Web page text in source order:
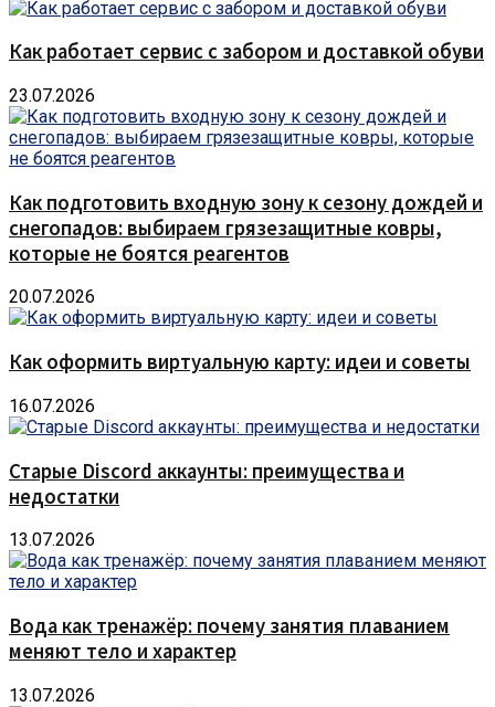
Как работает сервис с забором и доставкой обуви
23.07.2026
Как подготовить входную зону к сезону дождей и
снегопадов: выбираем грязезащитные ковры,
которые не боятся реагентов
20.07.2026
Как оформить виртуальную карту: идеи и советы
16.07.2026
Старые Discord аккаунты: преимущества и
недостатки
13.07.2026
Вода как тренажёр: почему занятия плаванием
меняют тело и характер
13.07.2026